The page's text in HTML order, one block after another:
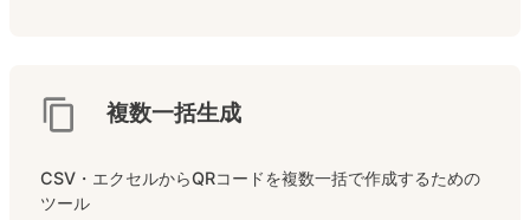
複数一括生成
CSV・エクセルからQRコードを複数一括で作成するための
ツール